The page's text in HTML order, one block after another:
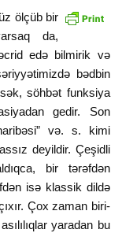
ölçüb bir
da,
edə bilmirik və
bədbin
söhbət funksiya
gedir. Son
və. s. kimi
deyildir. Çeşidli
bir tərəfdən
isə klassik dildə
Çox zaman biri-
yaradan bu